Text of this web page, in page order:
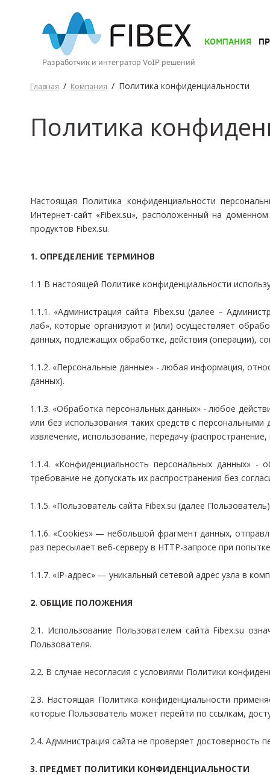
КОМПАНИЯ
ПРОДУКТЫ
УСЛУГИ
ВОЗМОЖНОСТИ
Разработчик и интегратор VoIP решений
КОМПАНИЯ
Главная / Компания / Политика конфиденциальности
Политика
Настоящая Политика конфиденциальности
Интернет-сайт «Fibex.su», расположенный на
продуктов Fibex.su.
1. ОПРЕДЕЛЕНИЕ ТЕРМИНОВ
1.1 В настоящей Политике конфиденциальности
1.1.1. «Администрация сайта Fibex.su (далее –
лаб», которые организуют и (или) осуществляет
данных, подлежащих обработке, действия (операции),
1.1.2. «Персональные данные» - любая информация,
данных).
1.1.3. «Обработка персональных данных» - любое
или без использования таких средств с
извлечение, использование, передачу
1.1.4. «Конфиденциальность персональных данных»
требование не допускать их распространения без
1.1.5. «Пользователь сайта Fibex.su (далее
1.1.6. «Cookies» — небольшой фрагмент данных,
раз пересылает веб-серверу в HTTP-запросе при
1.1.7. «IP-адрес» — уникальный сетевой адрес узла в
2. ОБЩИЕ ПОЛОЖЕНИЯ
2.1. Использование Пользователем сайта Fibex.su
Пользователя.
2.2. В случае несогласия с условиями Политики
2.3. Настоящая Политика конфиденциальности
которые Пользователь может перейти по ссылкам,
2.4. Администрация сайта не проверяет достоверность
3. ПРЕДМЕТ ПОЛИТИКИ КОНФИДЕНЦИАЛЬНОСТИ